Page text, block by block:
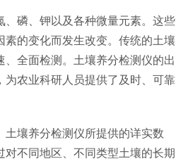
磷、钾以及各种微量元素。这些
的变化而发生改变。传统的土壤
全面检测。土壤养分检测仪的出
农业科研人员提供了及时、可靠
壤养分检测仪所提供的详实数
不同地区、不同类型土壤的长期